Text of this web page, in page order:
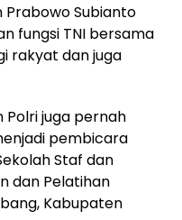
Subianto
fungsi TNI bersama
rakyat dan juga
juga pernah
pembicara
Staf dan
dan Pelatihan
Kabupaten